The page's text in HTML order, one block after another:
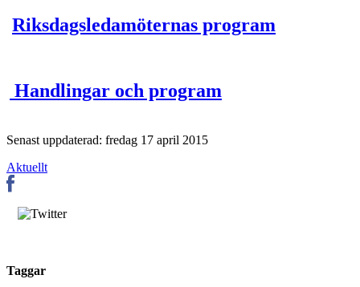
Riksdagsledamöternas program
Handlingar och program
Senast uppdaterad: fredag 17 april 2015
Aktuellt
Taggar